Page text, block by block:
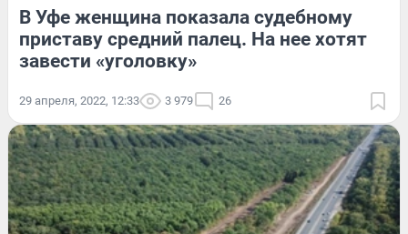
В Уфе женщина показала судебному
приставу средний палец. На нее хотят
завести «уголовку»
29 апреля, 2022, 12:33 3 979 26